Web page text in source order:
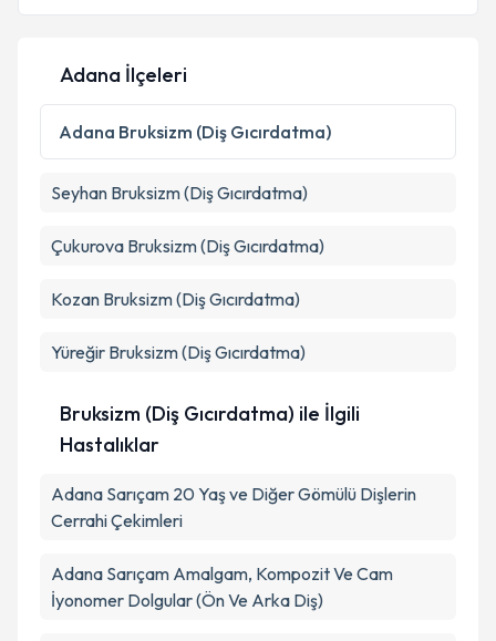
Adana İlçeleri
Adana Bruksizm (Diş Gıcırdatma)
Seyhan Bruksizm (Diş Gıcırdatma)
Çukurova Bruksizm (Diş Gıcırdatma)
Kozan Bruksizm (Diş Gıcırdatma)
Yüreğir Bruksizm (Diş Gıcırdatma)
Bruksizm (Diş Gıcırdatma) ile İlgili
Hastalıklar
Adana Sarıçam 20 Yaş ve Diğer Gömülü Dişlerin
Cerrahi Çekimleri
Adana Sarıçam Amalgam, Kompozit Ve Cam
İyonomer Dolgular (Ön Ve Arka Diş)